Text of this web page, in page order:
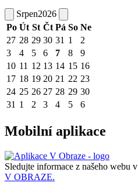
Srpen2026
Po Út St Čt Pá So Ne
27 28 29 30 31 1
2
3
4 5 6 7 8
9
10 11 12 13 14 15 16
17 18 19 20 21 22 23
24 25 26 27 28 29 30
31 1 2 3 4 5 6
Mobilní aplikace
Sledujte informace z našeho webu v
V OBRAZE.